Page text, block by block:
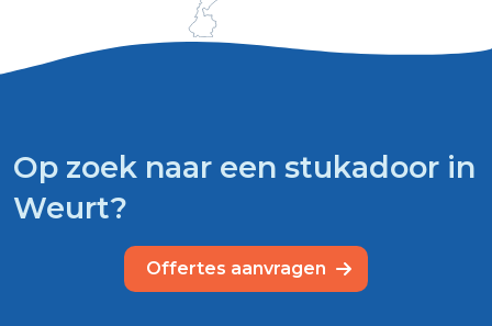
Op zoek naar een stukadoor in
Weurt?
Offertes aanvragen